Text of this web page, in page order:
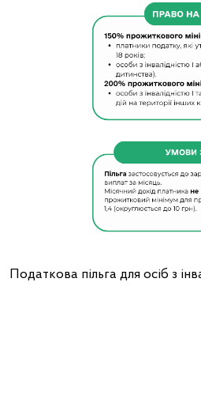
Податкова пільга для осіб з